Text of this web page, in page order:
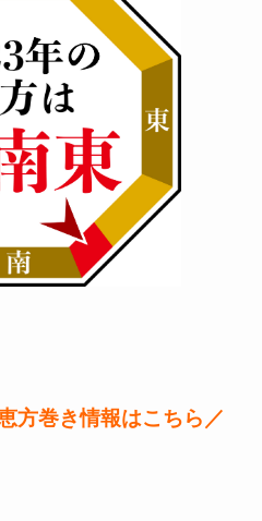
方巻き情報はこちら／